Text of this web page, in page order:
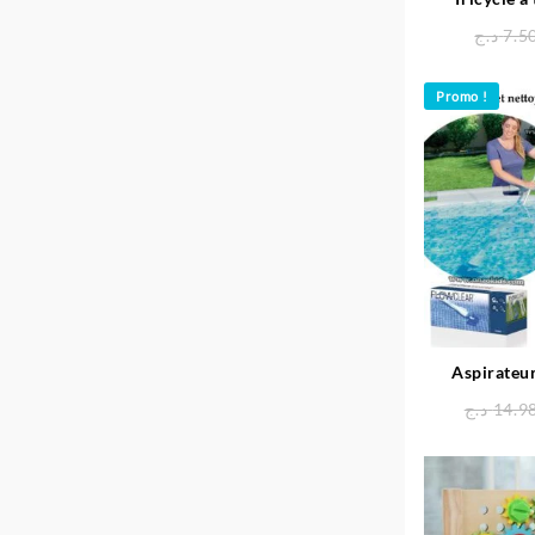
د.ج
Promo !
د.ج